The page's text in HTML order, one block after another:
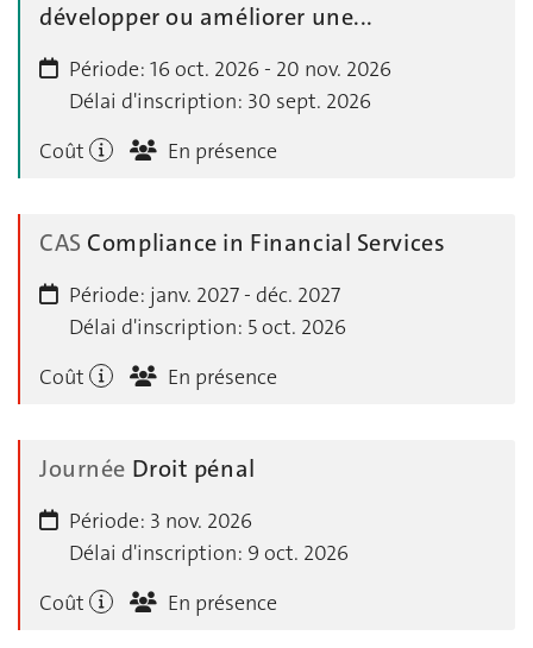
développer ou améliorer une...
Période: 16 oct. 2026 - 20 nov. 2026
Délai d'inscription: 30 sept. 2026
Coût
En présence
CAS Compliance in Financial Services
Période: janv. 2027 - déc. 2027
Délai d'inscription: 5 oct. 2026
Coût
En présence
Journée Droit pénal
Période: 3 nov. 2026
Délai d'inscription: 9 oct. 2026
Coût
En présence